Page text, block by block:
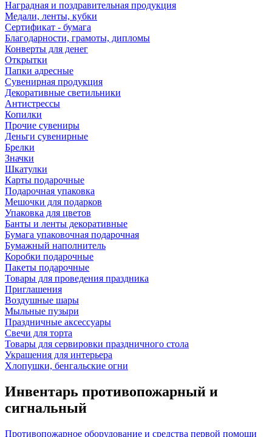
Наградная и поздравительная продукция
Медали, ленты, кубки
Сертификат - бумага
Благодарности, грамоты, дипломы
Конверты для денег
Открытки
Папки адресные
Сувенирная продукция
Декоративные светильники
Антистрессы
Копилки
Прочие сувениры
Деньги сувенирные
Брелки
Значки
Шкатулки
Карты подарочные
Подарочная упаковка
Мешочки для подарков
Упаковка для цветов
Банты и ленты декоративные
Бумага упаковочная подарочная
Бумажный наполнитель
Коробки подарочные
Пакеты подарочные
Товары для проведения праздника
Приглашения
Воздушные шары
Мыльные пузыри
Праздничные аксессуары
Свечи для торта
Товары для сервировки праздничного стола
Украшения для интерьера
Хлопушки, бенгальские огни
Инвентарь противопожарный и
сигнальный
Противопожарное оборудование и средства первой помощи